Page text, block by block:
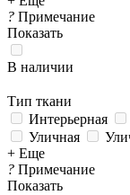
? Примечание
Показать
В наличии
Тип ткани
Интерьерная
Уличная
+ Еще
? Примечание
Показать